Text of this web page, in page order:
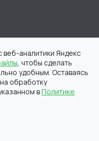
аналитики Яндекс
, чтобы сделать
удобным. Оставаясь
обработку
вПолитике